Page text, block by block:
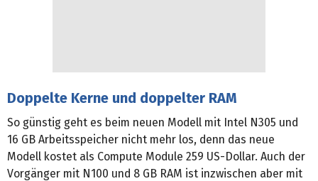
Doppelte Kerne und doppelter RAM
So günstig geht es beim neuen Modell mit Intel N305 und
16 GB Arbeitsspeicher nicht mehr los, denn das neue
Modell kostet als Compute Module 259 US-Dollar. Auch der
Vorgänger mit N100 und 8 GB RAM ist inzwischen aber mit